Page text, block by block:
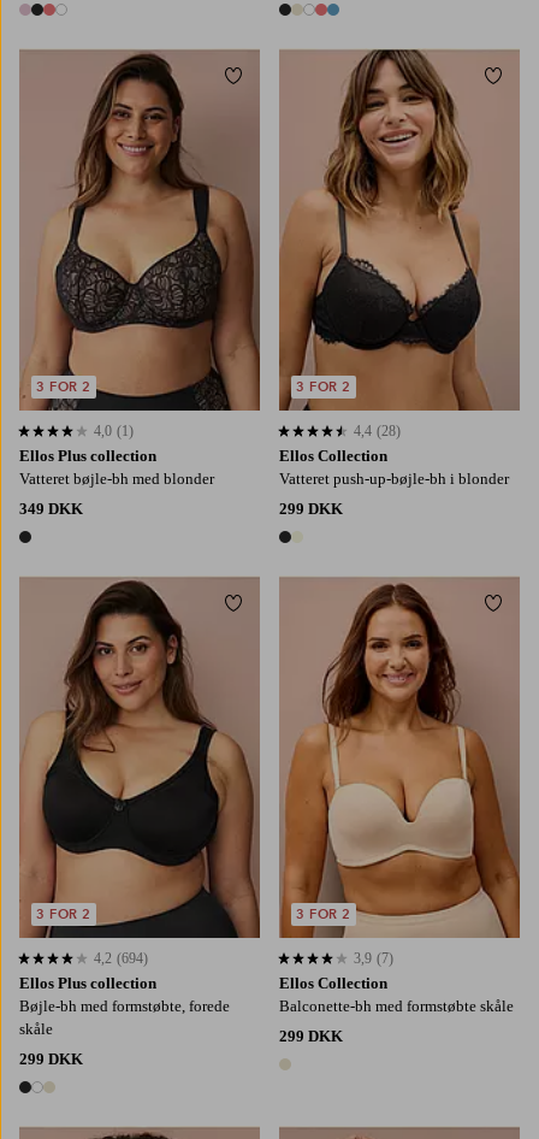
4 farver 5 farver
Ellos Plus collection
Vatteret bøjle-bh med blonder
349 DKK
1 farve
4,0 baseret på 1 bedømmelser
4,0 (1)
3 FOR 2
Tilføj til favoritter
Ellos Collection
Vatteret push-up-bøjle-bh i blonder
299 DKK
2 farver
4,4 baseret på 28 bedømmelser
4,4 (28)
3 FOR 2
Ellos Plus collection
Bøjle-bh med formstøbte, forede
skåle
299 DKK
3 farver
4,2 baseret på 694 bedømmelser
4,2 (694)
3 FOR 2
Tilføj til favoritter
Ellos Collection
Balconette-bh med formstøbte skåle
299 DKK
1 farve
3,9 baseret på 7 bedømmelser
3,9 (7)
3 FOR 2